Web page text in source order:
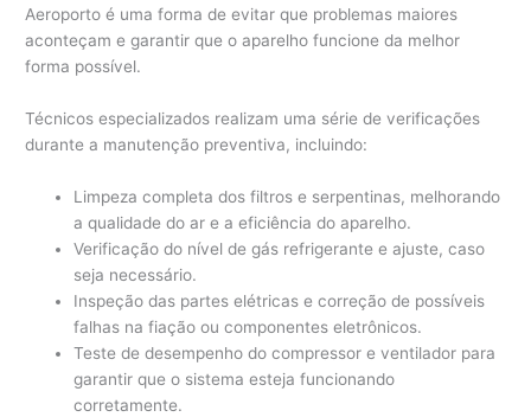
Aeroporto é uma forma de evitar que problemas maiores
aconteçam e garantir que o aparelho funcione da melhor
forma possível.
Técnicos especializados realizam uma série de verificações
durante a manutenção preventiva, incluindo:
Limpeza completa dos filtros e serpentinas, melhorando
a qualidade do ar e a eficiência do aparelho.
Verificação do nível de gás refrigerante e ajuste, caso
seja necessário.
Inspeção das partes elétricas e correção de possíveis
falhas na fiação ou componentes eletrônicos.
Teste de desempenho do compressor e ventilador para
garantir que o sistema esteja funcionando
corretamente.